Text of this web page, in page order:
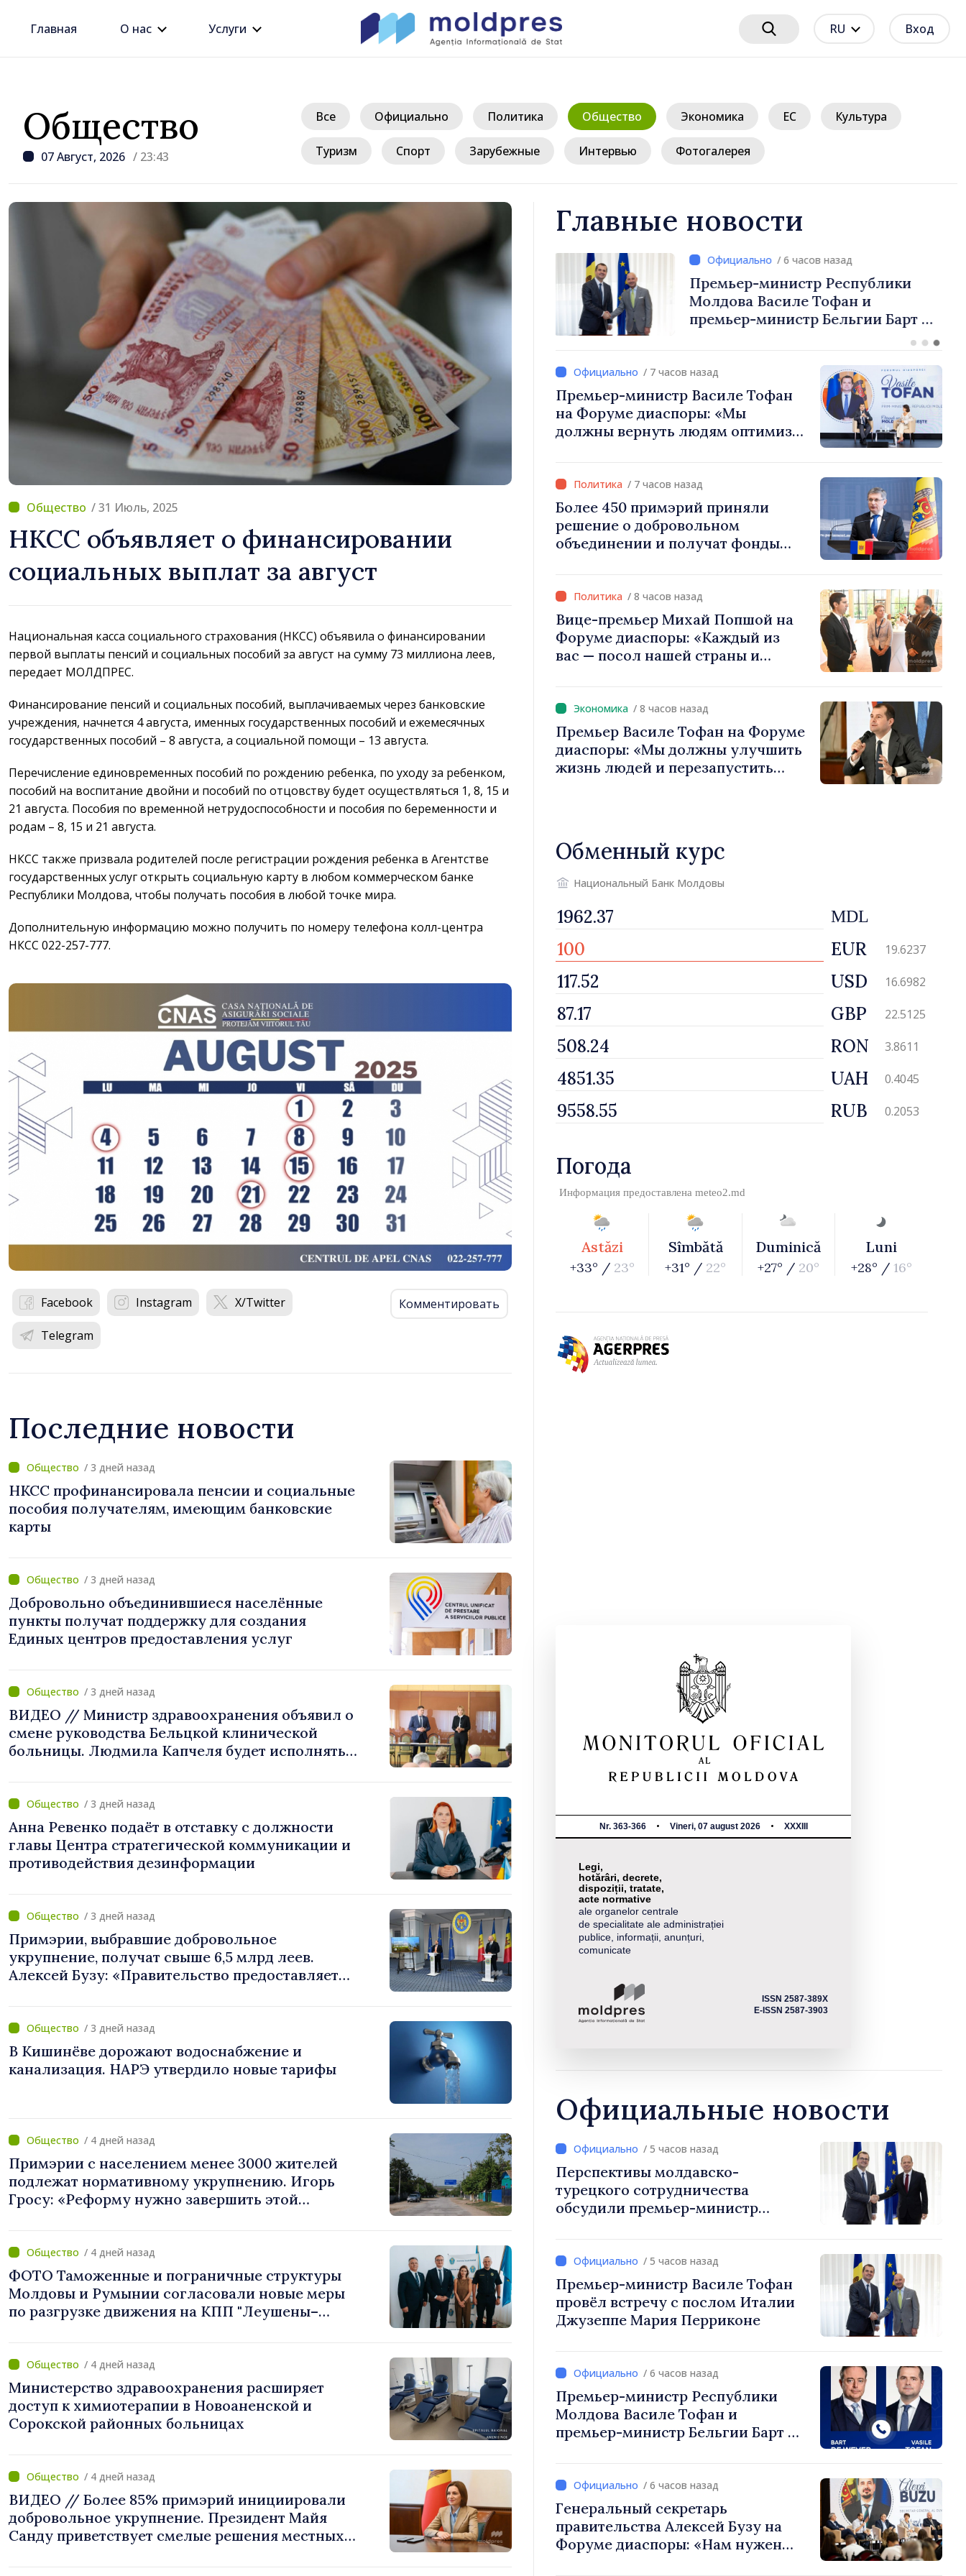
Главная О нас Услуги RU Вход
Общество
07 Август, 2026 / 23:43
Все Официально Политика Общество Экономика ЕС Культура
Туризм Спорт Зарубежные Интервью Фотогалерея
/ 31 Июль, 2025
НКСС объявляет о финансировании
социальных выплат за август
Национальная касса социального страхования (НКСС) объявила о финансировании
первой выплаты пенсий и социальных пособий за август на сумму 73 миллиона леев,
передает МОЛДПРЕС.
Финансирование пенсий и социальных пособий, выплачиваемых через банковские
учреждения, начнется 4 августа, именных государственных пособий и ежемесячных
государственных пособий – 8 августа, а социальной помощи – 13 августа.
Перечисление единовременных пособий по рождению ребенка, по уходу за ребенком,
пособий на воспитание двойни и пособий по отцовству будет осуществляться 1, 8, 15 и
21 августа. Пособия по временной нетрудоспособности и пособия по беременности и
родам – 8, 15 и 21 августа.
НКСС также призвала родителей после регистрации рождения ребенка в Агентстве
государственных услуг открыть социальную карту в любом коммерческом банке
Республики Молдова, чтобы получать пособия в любой точке мира.
Дополнительную информацию можно получить по номеру телефона колл-центра
НКСС 022-257-777.
Facebook Instagram X/Twitter
Telegram
Комментировать
Последние новости
/ 3 дней назад
НКСС профинансировала пенсии и социальные
пособия получателям, имеющим банковские
карты
/ 3 дней назад
Добровольно объединившиеся населённые
пункты получат поддержку для создания
Единых центров предоставления услуг
/ 3 дней назад
ВИДЕО // Министр здравоохранения объявил о
смене руководства Бельцкой клинической
больницы. Людмила Капчеля будет исполнять
/ 3 дней назад
Анна Ревенко подаёт в отставку с должности
главы Центра стратегической коммуникации и
противодействия дезинформации
/ 3 дней назад
Примэрии, выбравшие добровольное
укрупнение, получат свыше 6,5 млрд леев.
Алексей Бузу: «Правительство предоставляет
инвестиционный пакет»
/ 3 дней назад
В Кишинёве дорожают водоснабжение и
канализация. НАРЭ утвердило новые тарифы
/ 4 дней назад
Примэрии с населением менее 3000 жителей
подлежат нормативному укрупнению. Игорь
Гросу: «Реформу нужно завершить этой
/ 4 дней назад
ФОТО Таможенные и пограничные структуры
Молдовы и Румынии согласовали новые меры
по разгрузке движения на КПП "Леушены–
/ 4 дней назад
Министерство здравоохранения расширяет
доступ к химиотерапии в Новоаненской и
Сорокской районных больницах
/ 4 дней назад
ВИДЕО // Более 85% примэрий инициировали
добровольное укрупнение. Президент Майя
Санду приветствует смелые решения местных
Главные новости
/ 5 часов назад
Премьер-министр Василе Тофан
провёл встречу с послом Италии
Джузеппе Мария Перриконе
/ 6 часов назад
Премьер-министр Республики
Молдова Василе Тофан и
премьер-министр Бельгии Барт де
Вевер обсудили европейский путь
/ 7 часов назад
Премьер-министр Василе Тофан
на Форуме диаспоры: «Мы
должны вернуть людям оптимизм
правильном направлении»
/ 7 часов назад
Более 450 примэрий приняли
решение о добровольном
объединении и получат фонды
дать населённым пунктам шанс
развиваться»
/ 8 часов назад
Вице-премьер Михай Попшой на
Форуме диаспоры: «Каждый из
вас — посол нашей страны и
/ 8 часов назад
Премьер Василе Тофан на Форуме
диаспоры: «Мы должны улучшить
жизнь людей и перезапустить
Обменный курс
Национальный Банк Молдовы
MDL
EUR 19.6237
USD 16.6982
GBP 22.5125
RON 3.8611
UAH 0.4045
RUB 0.2053
Погода
Информация предоставлена meteo2.md
Astăzi
+33° / 23°
Sîmbătă
+31° / 22°
Duminică
+27° / 20°
Luni
+28° / 16°
Nr. 363-366 Vineri, 07 august 2026 XXXIII
Legi,
hotărâri, decrete,
dispoziții, tratate,
acte normative
ale organelor centrale
de specialitate ale administrației
publice, informații, anunțuri,
comunicate
ISSN 2587-389X
E-ISSN 2587-3903
Официальные новости
/ 5 часов назад
Перспективы молдавско-
турецкого сотрудничества
обсудили премьер-министр
/ 5 часов назад
Премьер-министр Василе Тофан
провёл встречу с послом Италии
Джузеппе Мария Перриконе
/ 6 часов назад
Премьер-министр Республики
Молдова Василе Тофан и
премьер-министр Бельгии Барт де
/ 6 часов назад
Генеральный секретарь
правительства Алексей Бузу на
Форуме диаспоры: «Нам нужен